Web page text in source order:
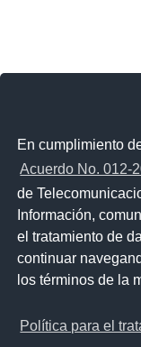
En cumplimiento
Acuerdo No. 012-
de
Información,
el tratamiento de
continuar
los términos de la
Política para el